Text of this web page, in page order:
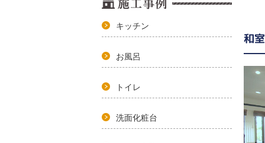
キッチン
お風呂
トイレ
洗面化粧台
和室